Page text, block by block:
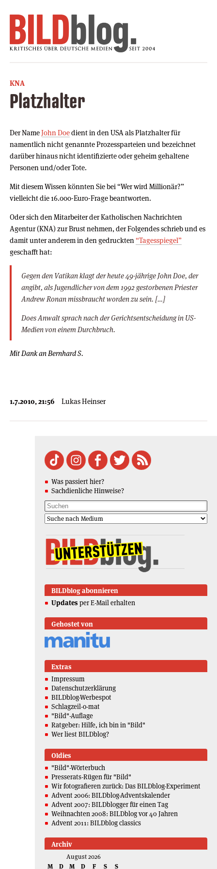
KNA
Platzhalter
Der NameJohn Doedient in den USA als Platzhalter für
namentlich nicht genannte Prozessparteien und bezeichnet
darüber hinaus nicht identifizierte oder geheim gehaltene
Personen und/oder Tote.
Mit diesem Wissen könnten Sie bei “Wer wird Millionär?”
vielleicht die 16.000-Euro-Frage beantworten.
Oder sich den Mitarbeiter der Katholischen Nachrichten
Agentur (KNA) zur Brust nehmen, der Folgendes schrieb und es
damit unter anderem in den gedruckten “Tagesspiegel”
geschafft hat:
Gegen den Vatikan klagt der heute 49-jährige John Doe, der
angibt, als Jugendlicher von dem 1992 gestorbenen Priester
Andrew Ronan missbraucht worden zu sein. […]
Does Anwalt sprach nach der Gerichtsentscheidung in US-
Medien von einem Durchbruch.
Mit Dank an Bernhard S.
1.7.2010, 21:56 Lukas Heinser
Was passiert hier?
Sachdienliche Hinweise?
BILDblog abonnieren
Updates per E-Mail erhalten
Gehostet von
Extras
Impressum
Datenschutzerklärung
BILDblog-Werbespot
Schlagzeil-o-mat
"Bild"-Auflage
Ratgeber: Hilfe, ich bin in "Bild"
Wer liest BILDblog?
Oldies
"Bild"-Wörterbuch
Presserats-Rügen für "Bild"
Wir fotografieren zurück: Das BILDblog-Experiment
Advent 2006: BILDblog-Adventskalender
Advent 2007: BILDblogger für einen Tag
Weihnachten 2008: BILDblog vor 40 Jahren
Advent 2011: BILDblog classics
Archiv
August 2026
M
D M D F S S